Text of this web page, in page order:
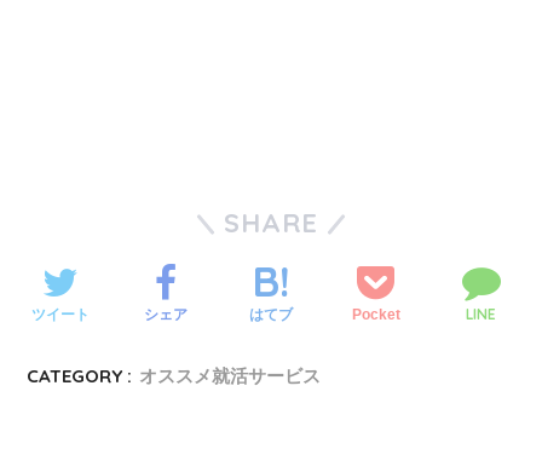
SHARE
ツイート シェア はてブ Pocket LINE
CATEGORY : オススメ就活サービス